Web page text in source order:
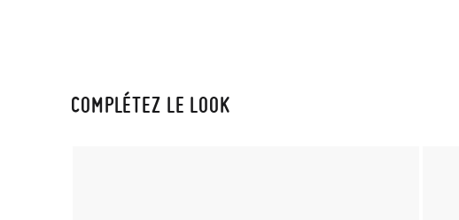
COMPLÉTEZ LE LOOK